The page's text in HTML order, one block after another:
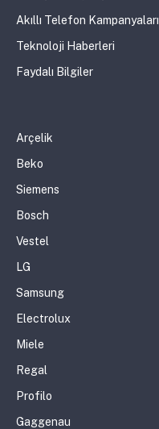
Akıllı Telefon Kampanyaları
Teknoloji Haberleri
Faydalı Bilgiler
Arçelik
Beko
Siemens
Bosch
Vestel
LG
Samsung
Electrolux
Miele
Regal
Profilo
Gaggenau